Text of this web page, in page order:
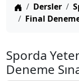
Anasayfa
Dersler
Final
Sporda
Deneme